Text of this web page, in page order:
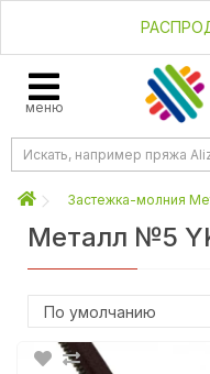
меню
Застежка-молния
Металл №5